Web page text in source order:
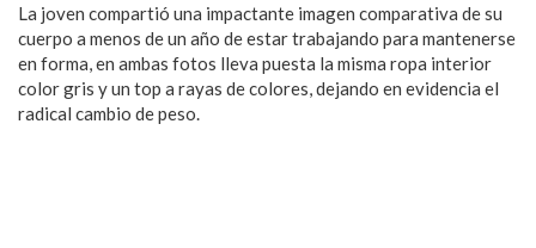
La joven compartió una impactante imagen comparativa de su
cuerpo a menos de un año de estar trabajando para mantenerse
en forma, en ambas fotos lleva puesta la misma ropa interior
color gris y un top a rayas de colores, dejando en evidencia el
radical cambio de peso.